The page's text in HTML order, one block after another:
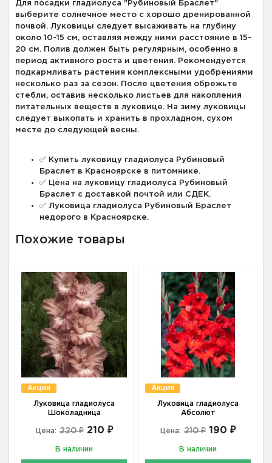
Для посадки гладиолуса "Рубиновый Браслет"
выберите солнечное место с хорошо дренированной
почвой. Луковицы следует высаживать на глубину
около 10-15 см, оставляя между ними расстояние в 15-
20 см. Полив должен быть регулярным, особенно в
период активного роста и цветения. Рекомендуется
подкармливать растения комплексными удобрениями
несколько раз за сезон. После цветения обрежьте
стебли, оставив несколько листьев для накопления
питательных веществ в луковице. На зиму луковицы
следует выкопать и хранить в прохладном, сухом
месте до следующей весны.
✅ Купить луковицу гладиолуса Рубиновый
Браслет в Красноярске в питомнике.
✅ Цена на луковицу гладиолуса Рубиновый
Браслет с доставкой почтой или СДЕК.
✅ Луковица гладиолуса Рубиновый Браслет
недорого в Красноярске.
Похожие товары
Акция
Луковица гладиолуса
Шоколадница
Цена: 220 ₽ 210 ₽
В наличии
Акция
Луковица гладиолуса
Абсолют
Цена: 210 ₽ 190 ₽
В наличии